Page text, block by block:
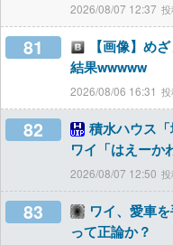
2026/08/07 12:37
81
【画像】め
結果wwwww
2026/08/06 16:31
82
積水ハウス
ワイ「はえーか
2026/08/07 12:50
83
ワイ、愛車
って正論か？